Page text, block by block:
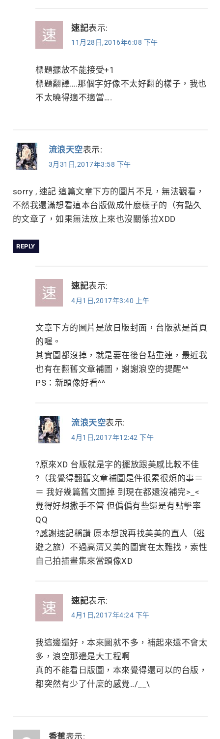
速記表示:
11月28日,2016年6:08 下午
標題擺放不能接受+1
標題翻譯….那個字好像不太好翻的樣子，我也
不太曉得適不適當….
流浪天空表示:
3月31日,2017年3:58 下午
sorry , 速記 這篇文章下方的圖片不見，無法觀看，
不然我還滿想看這本台版做成什麼樣子的（有點久
的文章了，如果無法放上來也沒關係拉XDD
REPLY
速記表示:
4月1日,2017年3:40 上午
文章下方的圖片是放日版封面，台版就是首頁
的喔。
其實圖都沒掉，就是要在後台點重連，最近我
也有在翻舊文章補圖，謝謝浪空的提醒^^
PS：新頭像好看^^
流浪天空表示:
4月1日,2017年12:42 下午
?原來XD 台版就是字的擺放跟美感比較不佳
?（我覺得翻舊文章補圖是件很累很煩的事＝
＝ 我好幾篇舊文圖掉 到現在都還沒補完>_<
覺得好想撒手不管 但偏偏有些還是有點擊率
QQ
?感謝速記稱讚 原本想說再找美美的直人（逃
避之旅）不過高清又美的圖實在太難找，索性
自己拍插畫集來當頭像XD
速記表示:
4月1日,2017年4:24 下午
我這邊還好，本來圖就不多，補起來還不會太
多，浪空那邊是大工程啊
真的不能看日版圖，本來覺得還可以的台版，
都突然有少了什麼的感覺../__\
香蕉表示: